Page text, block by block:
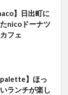
】日出町に
nicoドーナツ
フェ
palette】ほっ
ランチが楽し